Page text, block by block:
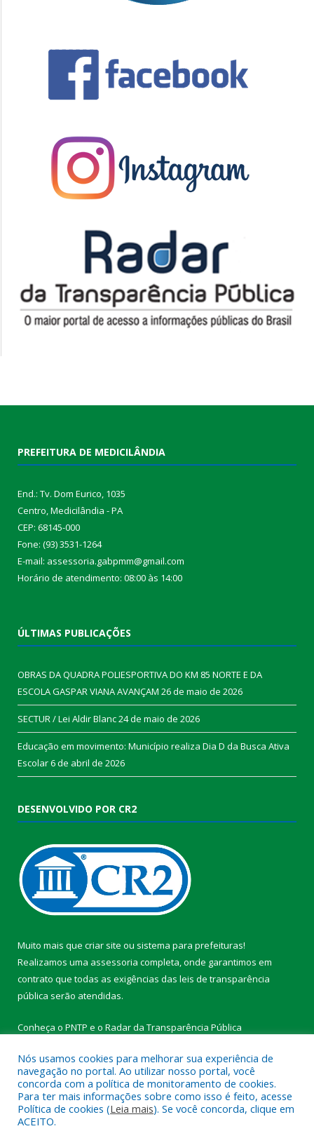
PREFEITURA DE MEDICILÂNDIA
End.: Tv. Dom Eurico, 1035
Centro, Medicilândia - PA
CEP: 68145-000
Fone: (93) 3531-1264
E-mail: assessoria.gabpmm@gmail.com
Horário de atendimento: 08:00 às 14:00
ÚLTIMAS PUBLICAÇÕES
OBRAS DA QUADRA POLIESPORTIVA DO KM 85 NORTE E DA
ESCOLA GASPAR VIANA AVANÇAM 26 de maio de 2026
SECTUR / Lei Aldir Blanc24 de maio de 2026
Educação em movimento: Município realiza Dia D da Busca Ativa
Escolar6 de abril de 2026
DESENVOLVIDO POR CR2
Muito mais que criar site ou sistema para prefeituras!
Realizamos uma assessoria completa, onde garantimos em
contrato que todas as exigências das leis de transparência
pública serão atendidas.
Conheça o PNTP e o Radar da Transparência Pública
Todos os direitos reservados a Prefeitura Municipal de
Medicilândia.
Nós usamos cookies para melhorar sua experiência de
navegação no portal. Ao utilizar nosso portal, você
concorda com a política de monitoramento de cookies.
Para ter mais informações sobre como isso é feito, acesse
Política de cookies (Leia mais). Se você concorda, clique em
ACEITO.